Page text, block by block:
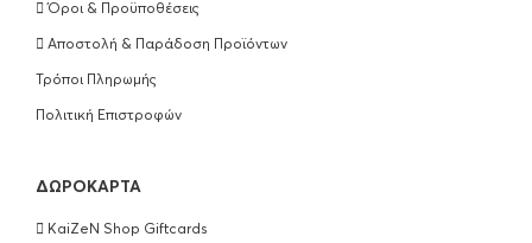
Όροι & Προϋποθέσεις
Αποστολή & Παράδοση Προϊόντων
Τρόποι Πληρωμής
Πολιτική Επιστροφών
ΔΩΡΟΚΆΡΤΑ
KaiZeN Shop Giftcards